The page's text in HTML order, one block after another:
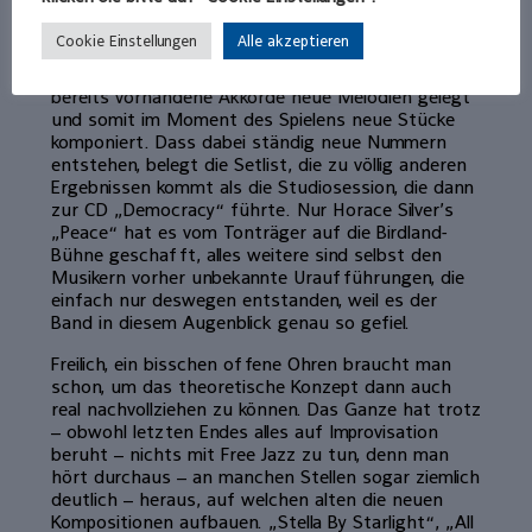
Kontrafaktur nennt, und Konitz, Bossert, Rückert
und der Rest der Band waren und sind deren
absolute Fans. Dabei werden aus dem Stehgreif
bereits vorhandene Akkorde neue Melodien gelegt
und somit im Moment des Spielens neue Stücke
komponiert. Dass dabei ständig neue Nummern
entstehen, belegt die Setlist, die zu völlig anderen
Ergebnissen kommt als die Studiosession, die dann
zur CD „Democracy“ führte. Nur Horace Silver’s
„Peace“ hat es vom Tonträger auf die Birdland-
Bühne geschafft, alles weitere sind selbst den
Musikern vorher unbekannte Uraufführungen, die
einfach nur deswegen entstanden, weil es der
Band in diesem Augenblick genau so gefiel.
Freilich, ein bisschen offene Ohren braucht man
schon, um das theoretische Konzept dann auch
real nachvollziehen zu können. Das Ganze hat trotz
– obwohl letzten Endes alles auf Improvisation
beruht – nichts mit Free Jazz zu tun, denn man
hört durchaus – an manchen Stellen sogar ziemlich
deutlich – heraus, auf welchen alten die neuen
Kompositionen aufbauen. „Stella By Starlight“, „All
Cookie Einstellungen Alle akzeptieren